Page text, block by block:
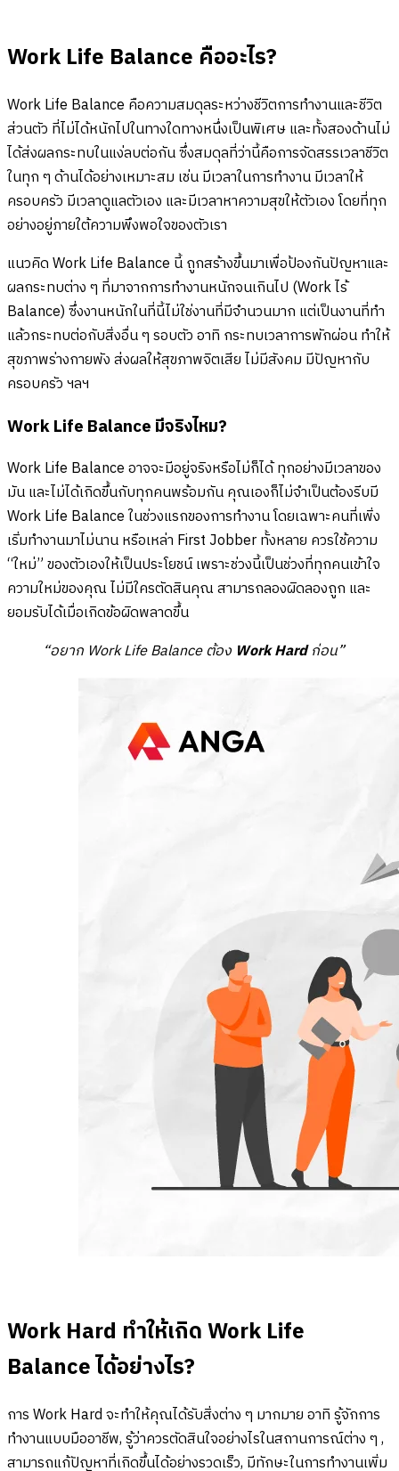
Work Life Balance คืออะไร?
Work Life Balance คือความสมดุลระหว่างชีวิตการทำงานและชีวิต
ส่วนตัว ที่ไม่ได้หนักไปในทางใดทางหนึ่งเป็นพิเศษ และทั้งสองด้านไม่
ได้ส่งผลกระทบในแง่ลบต่อกัน ซึ่งสมดุลที่ว่านี้คือการจัดสรรเวลาชีวิต
ในทุก ๆ ด้านได้อย่างเหมาะสม เช่น มีเวลาในการทำงาน มีเวลาให้
ครอบครัว มีเวลาดูแลตัวเอง และมีเวลาหาความสุขให้ตัวเอง โดยที่ทุก
อย่างอยู่ภายใต้ความพึงพอใจของตัวเรา
แนวคิด Work Life Balance นี้ ถูกสร้างขึ้นมาเพื่อป้องกันปัญหาและ
ผลกระทบต่าง ๆ ที่มาจากการทำงานหนักจนเกินไป (Work ไร้
Balance) ซึ่งงานหนักในที่นี้ไม่ใช่งานที่มีจำนวนมาก แต่เป็นงานที่ทำ
แล้วกระทบต่อกับสิ่งอื่น ๆ รอบตัว อาทิ กระทบเวลาการพักผ่อน ทำให้
สุขภาพร่างกายพัง ส่งผลให้สุขภาพจิตเสีย ไม่มีสังคม มีปัญหากับ
ครอบครัว ฯลฯ
Work Life Balance มีจริงไหม?
Work Life Balance อาจจะมีอยู่จริงหรือไม่ก็ได้ ทุกอย่างมีเวลาของ
มัน และไม่ได้เกิดขึ้นกับทุกคนพร้อมกัน คุณเองก็ไม่จำเป็นต้องรีบมี
Work Life Balance ในช่วงแรกของการทำงาน โดยเฉพาะคนที่เพิ่ง
เริ่มทำงานมาไม่นาน หรือเหล่า First Jobber ทั้งหลาย ควรใช้ความ
“ใหม่” ของตัวเองให้เป็นประโยชน์ เพราะช่วงนี้เป็นช่วงที่ทุกคนเข้าใจ
ความใหม่ของคุณ ไม่มีใครตัดสินคุณ สามารถลองผิดลองถูก และ
ยอมรับได้เมื่อเกิดข้อผิดพลาดขึ้น
“อยาก Work Life Balance ต้อง Work Hardก่อน”
Work Hard ทำให้เกิด Work Life
Balance ได้อย่างไร?
การ Work Hard จะทำให้คุณได้รับสิ่งต่าง ๆ มากมาย อาทิ รู้จักการ
ทำงานแบบมืออาชีพ, รู้ว่าควรตัดสินใจอย่างไรในสถานการณ์ต่าง ๆ ,
สามารถแก้ปัญหาที่เกิดขึ้นได้อย่างรวดเร็ว, มีทักษะในการทำงานเพิ่ม